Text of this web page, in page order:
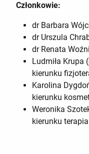
Członkowie:
dr Barbara
dr Urszula
dr Renata
Ludmiła Krupa
kierunku
Karolina
kierunku
Weronika
kierunku